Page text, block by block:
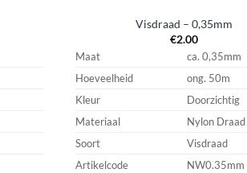
Visdraad – 0,35mm
€2.00
Maat
ca. 0,35mm
Hoeveelheid
ong. 50m
Kleur
Doorzichtig
Materiaal
Nylon Draad
Soort
Visdraad
Artikelcode
NW0.35mm